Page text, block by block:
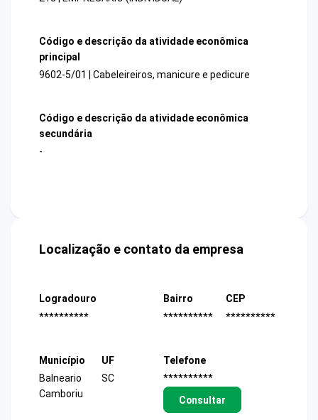
Código e descrição da atividade econômica
principal
9602-5/01 | Cabeleireiros, manicure e pedicure
Código e descrição da atividade econômica
secundária
-
Localização e contato da empresa
Logradouro
**********
Bairro
**********
CEP
**********
Município
Balneario
Camboriu
UF
SC
Telefone
**********
Consultar